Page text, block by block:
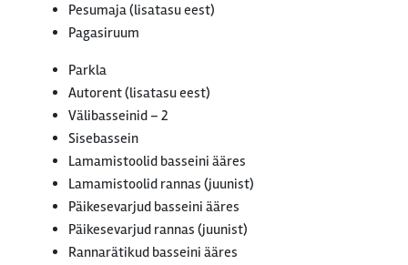
Pesumaja (lisatasu eest)
Pagasiruum
Parkla
Autorent (lisatasu eest)
Välibasseinid – 2
Sisebassein
Lamamistoolid basseini ääres
Lamamistoolid rannas (juunist)
Päikesevarjud basseini ääres
Päikesevarjud rannas (juunist)
Rannarätikud basseini ääres